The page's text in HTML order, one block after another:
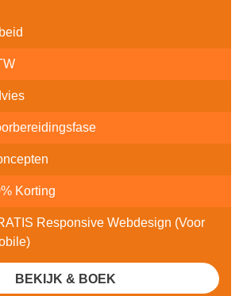
Korting
Responsive Webdesign (Voor
BEKIJK & BOEK